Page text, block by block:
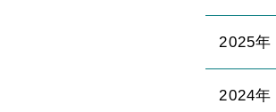
2025年
2024年